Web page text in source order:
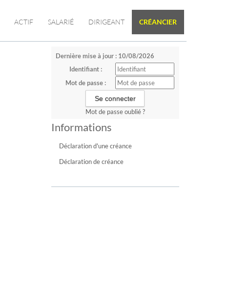
ACTIF SALARIÉ DIRIGEANT CRÉANCIER
Dernière mise à jour : 10/08/2026
Identifiant :
Mot de passe :
Mot de passe oublié ?
Informations
Déclaration d'une créance
Déclaration de créance